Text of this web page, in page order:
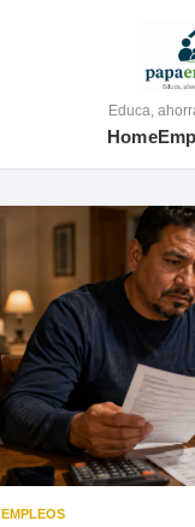
Educa,
Home
EMPLEOS